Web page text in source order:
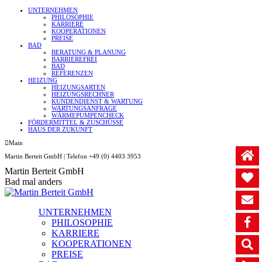
UNTERNEHMEN
PHILOSOPHIE
KARRIERE
KOOPERATIONEN
PREISE
BAD
BERATUNG & PLANUNG
BARRIEREFREI
BAD
REFERENZEN
HEIZUNG
HEIZUNGSARTEN
HEIZUNGSRECHNER
KUNDENDIENST & WARTUNG
WARTUNGSANFRAGE
WÄRMEPUMPENCHECK
FÖRDERMITTEL & ZUSCHÜSSE
HAUS DER ZUKUNFT
Main
Martin Berteit GmbH | Telefon +49 (0) 4403 3953
Martin Berteit GmbH
Bad mal anders
UNTERNEHMEN
PHILOSOPHIE
KARRIERE
KOOPERATIONEN
PREISE